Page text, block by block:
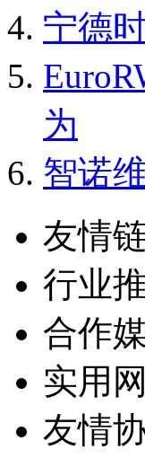
宁德
为
智诺
友情
行业
合作
实用
友情